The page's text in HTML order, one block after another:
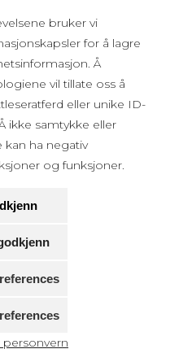
bruker vi
for å lagre
Å
vil tillate oss å
eller unike ID-
ikke samtykke eller
kan ha negativ
og funksjoner.
personvern